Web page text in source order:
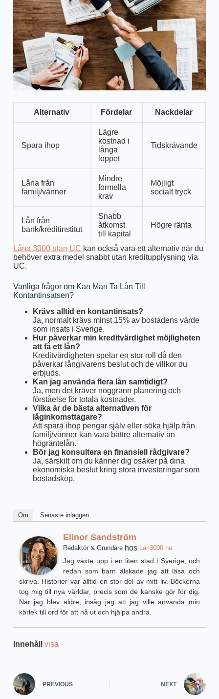
Alternativ Fördelar Nackdelar
Spara ihop
Lägre
kostnad i
långa
loppet
Tidskrävande
Låna från
familj/vänner
Mindre
formella
krav
Möjligt
socialt tryck
Lån från
bank/kreditinstitut
Snabb
åtkomst
till kapital
Högre ränta
Låna 3000 utan UC kan också vara ett alternativ när du
behöver extra medel snabbt utan kreditupplysning via
UC.
Vanliga frågor om Kan Man Ta Lån Till
Kontantinsatsen?
Krävs alltid en kontantinsats?
Ja, normalt krävs minst 15% av bostadens värde
som insats i Sverige.
Hur påverkar min kreditvärdighet möjligheten
att få ett lån?
Kreditvärdigheten spelar en stor roll då den
påverkar långivarens beslut och de villkor du
erbjuds.
Kan jag använda flera lån samtidigt?
Ja, men det kräver noggrann planering och
förståelse för totala kostnader.
Vilka är de bästa alternativen för
låginkomsttagare?
Att spara ihop pengar själv eller söka hjälp från
familj/vänner kan vara bättre alternativ än
högräntelån.
Bör jag konsultera en finansiell rådgivare?
Ja, särskilt om du känner dig osäker på dina
ekonomiska beslut kring stora investeringar som
bostadsköp.
Om Senaste inläggen
Elinor Sandström
Redaktör & Grundarehos Lån3000.nu
Jag växte upp i en liten stad i Sverige, och
redan som barn älskade jag att läsa och
skriva. Historier var alltid en stor del av mitt liv. Böckerna
tog mig till nya världar, precis som de kanske gör för dig.
När jag blev äldre, insåg jag att jag ville använda min
kärlek till ord för att nå ut och hjälpa andra.
Innehåll visa
PREVIOUS NEXT